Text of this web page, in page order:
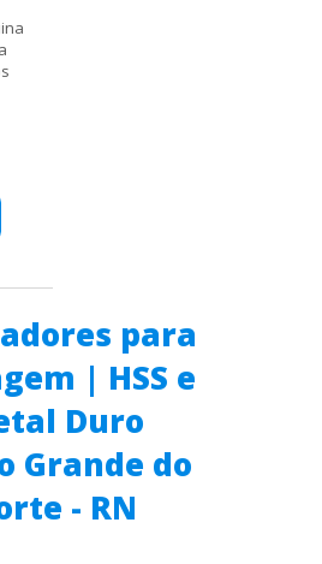
para
| HSS e
Duro
Grande do
- RN